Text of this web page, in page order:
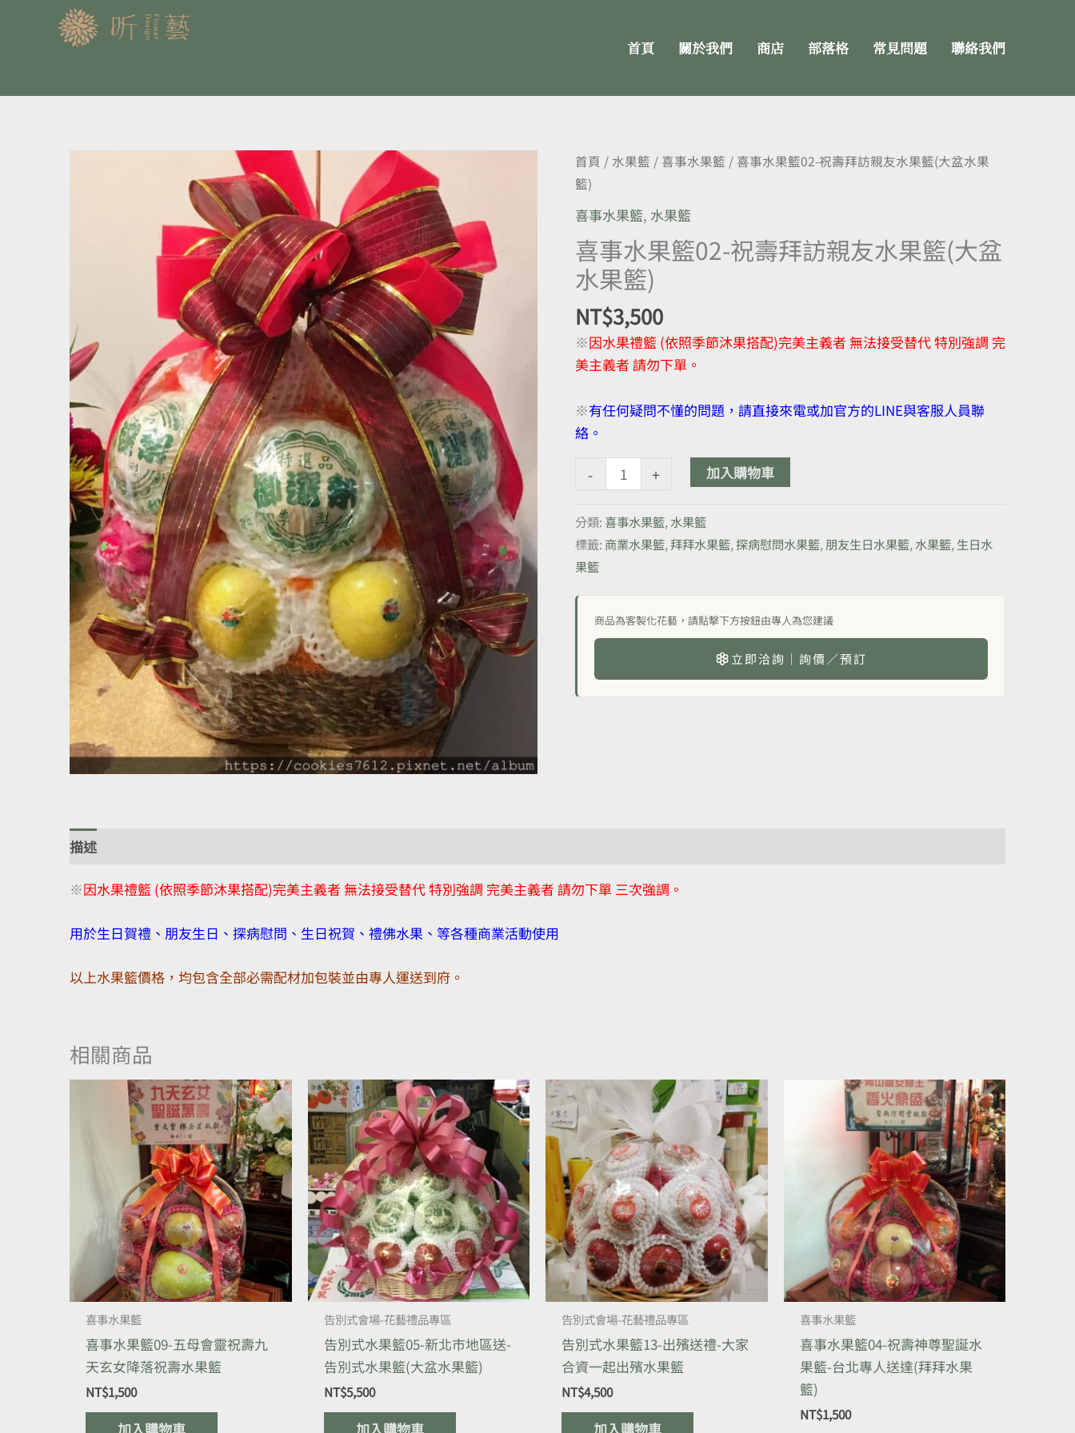
內
首頁 關於我們 商店 部落格 常見問題 聯絡我們
首頁 / 水果籃 / 喜事水果籃 / 喜事水果籃02-祝壽拜訪親友水果籃(大盆水果
籃)
喜事水果籃, 水果籃
喜事水果籃02-祝壽拜訪親友水果籃(大盆
水果籃)
NT$3,500
※因水果禮籃 (依照季節沐果搭配)完美主義者 無法接受替代 特別強調 完
美主義者 請勿下單。
※有任何疑問不懂的問題，請直接來電或加官方的LINE與客服人員聯
絡。
-
喜
事
水
果
籃
02-
祝
壽
拜
訪
友
水
盆
水
果
+ 加入購物車
分類:喜事水果籃, 水果籃
標籤: 商業水果籃,拜拜水果籃,探病慰問水果籃, 朋友生日水果籃, 水果籃, 生日水
果籃
商品為客製化花藝，請點擊下方按鈕由專人為您建議
立即洽詢｜詢價／預訂
描述
※因水果禮籃 (依照季節沐果搭配)完美主義者 無法接受替代 特別強調 完美主義者 請勿下單 三次強調。
用於生日賀禮、朋友生日、探病慰問、生日祝賀、禮佛水果、等各種商業活動使用
以上水果籃價格，均包含全部必需配材加包裝並由專人運送到府。
相關商品
喜事水果籃
喜事水果籃09-五母會靈祝壽九
天玄女降落祝壽水果籃
NT$1,500
加入購物車
告別式會場-花藝禮品專區
告別式水果籃05-新北市地區送-
告別式水果籃(大盆水果籃)
NT$5,500
加入購物車
告別式會場-花藝禮品專區
告別式水果籃13-出殯送禮-大家
合資一起出殯水果籃
NT$4,500
加入購物車
喜事水果籃
喜事水果籃04-祝壽神尊聖誕水
果籃-台北專人送達(拜拜水果
籃)
NT$1,500